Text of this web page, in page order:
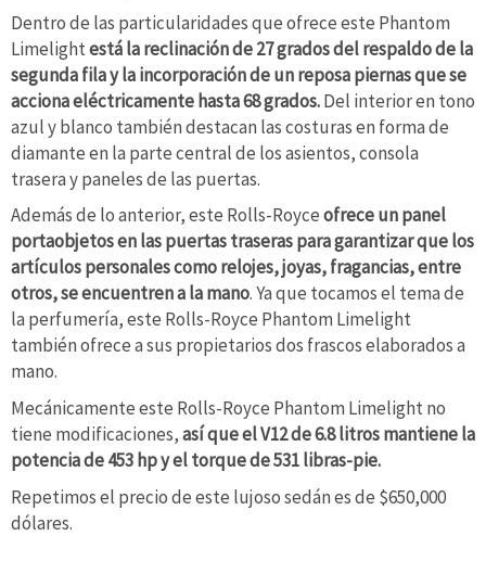
Dentro de las particularidades que ofrece este Phantom
Limelightestá la reclinación de 27 grados del respaldo de la
segunda fila y la incorporación de un reposa piernas que se
acciona eléctricamente hasta 68 grados.Del interior en tono
azul y blanco también destacan las costuras en forma de
diamante en la parte central de los asientos, consola
trasera y paneles de las puertas.
Además de lo anterior, este Rolls-Royceofrece un panel
portaobjetos en las puertas traseras para garantizar que los
artículos personales como relojes, joyas, fragancias, entre
otros, se encuentren a la mano. Ya que tocamos el tema de
la perfumería, este Rolls-Royce Phantom Limelight
también ofrece a sus propietarios dos frascos elaborados a
mano.
Mecánicamente este Rolls-Royce Phantom Limelight no
tiene modificaciones,así que el V12 de 6.8 litros mantiene la
potencia de 453 hp y el torque de 531 libras-pie.
Repetimos el precio de este lujoso sedán es de $650,000
dólares.